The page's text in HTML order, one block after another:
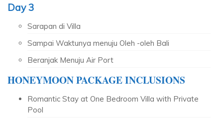
Day 3
Sarapan di Villa
Sampai Waktunya menuju Oleh -oleh Bali
Beranjak Menuju Air Port
HONEYMOON PACKAGE INCLUSIONS
Romantic Stay at One Bedroom Villa with Private
Pool